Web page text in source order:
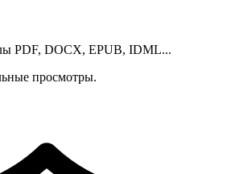
PDF, DOCX, EPUB, IDML...
просмотры.